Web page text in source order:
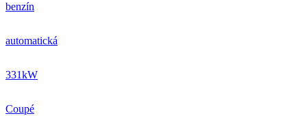
benzín
automatická
331kW
Coupé